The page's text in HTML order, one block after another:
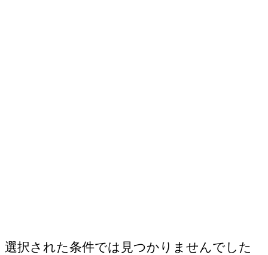
選択された条件では見つかりませんでした